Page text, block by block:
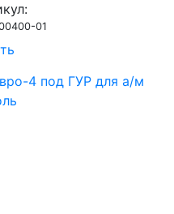
01